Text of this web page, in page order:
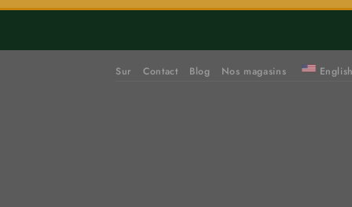
Sur Contact Blog Nos magasins English